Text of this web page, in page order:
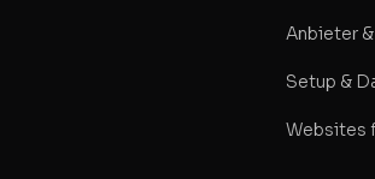
Anbieter
Setup &
Websites